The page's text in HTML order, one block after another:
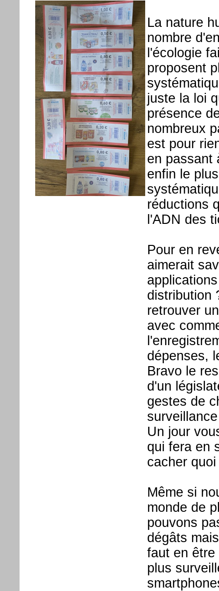
La nature
nombre
l'écologie
proposent
juste la loi
présence
nombreux
est pour
en passant
enfin le
réductions
l'ADN des
Pour en
aimerait
distribution
retrouver
avec
dépenses,
Bravo le
d'un
gestes de
Un jour
qui fera en
cacher
Même si
monde de
pouvons
dégâts
faut en
plus